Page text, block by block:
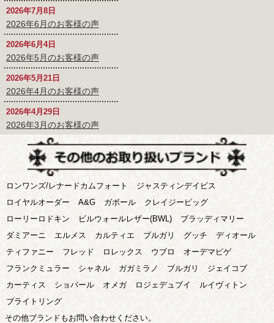
2026年7月8日
2026年6月のお客様の声
2026年6月4日
2026年5月のお客様の声
2026年5月21日
2026年4月のお客様の声
2026年4月29日
2026年3月のお客様の声
ロンワンズ/レナードカムフォート
ジャスティンデイビス
ロイヤルオーダー
A&G ガボール
クレイジーピッグ
ローリーロドキン
ビルウォールレザー(BWL)
ブラッディマリー
ダミアーニ
エルメス カルティエ ブルガリ グッチ
ディオール
ティファニー
フレッド ロレックス ウブロ
オーデマピゲ
フランクミュラー
シャネル ガガミラノ ブルガリ
ジェイコブ
カーティス
ショパール オメガ ロジェデュブイ
ルイヴィトン
ブライトリング
その他ブランドもお問い合わせください。